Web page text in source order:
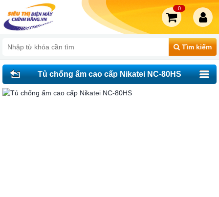
Tìm kiếm
0
Tủ chống ẩm cao cấp Nikatei NC-80HS